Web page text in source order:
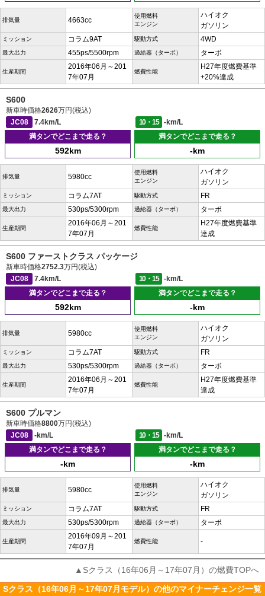
排気量 4663cc
使用燃料
エンジン
ハイオク
ガソリン
ミッション コラム9AT 駆動方式 4WD
最大出力 455ps/5500rpm 過給器（ターボ） ターボ
生産期間
2016年06月～201
7年07月
燃費性能
H27年度燃費基準
+20%達成
S600
新車時価格2626万円(税込)
JC08
7.4km/L 10・15
-km/L
満タンでどこまで走る？
592km
満タンでどこまで走る？
-km
排気量 5980cc
使用燃料
エンジン
ハイオク
ガソリン
ミッション コラム7AT 駆動方式 FR
最大出力 530ps/5300rpm 過給器（ターボ） ターボ
生産期間
2016年06月～201
7年07月
燃費性能
H27年度燃費基準
達成
S600 ファーストクラス パッケージ
新車時価格2752.3万円(税込)
JC08
7.4km/L 10・15
-km/L
満タンでどこまで走る？
592km
満タンでどこまで走る？
-km
排気量 5980cc
使用燃料
エンジン
ハイオク
ガソリン
ミッション コラム7AT 駆動方式 FR
最大出力 530ps/5300rpm 過給器（ターボ） ターボ
生産期間
2016年06月～201
7年07月
燃費性能
H27年度燃費基準
達成
S600 プルマン
新車時価格8800万円(税込)
JC08
-km/L 10・15
-km/L
満タンでどこまで走る？
-km
満タンでどこまで走る？
-km
排気量 5980cc
使用燃料
エンジン
ハイオク
ガソリン
ミッション コラム7AT 駆動方式 FR
最大出力 530ps/5300rpm 過給器（ターボ） ターボ
生産期間
2016年09月～201
7年07月
燃費性能 -
▲Sクラス（16年06月～17年07月）の燃費TOPへ
Sクラス（16年06月～17年07月モデル）の他のマイナーチェンジ一覧